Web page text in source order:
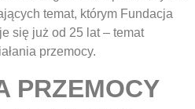
temat, którym Fundacja
się już od 25 lat – temat
przemocy.
PRZEMOCY